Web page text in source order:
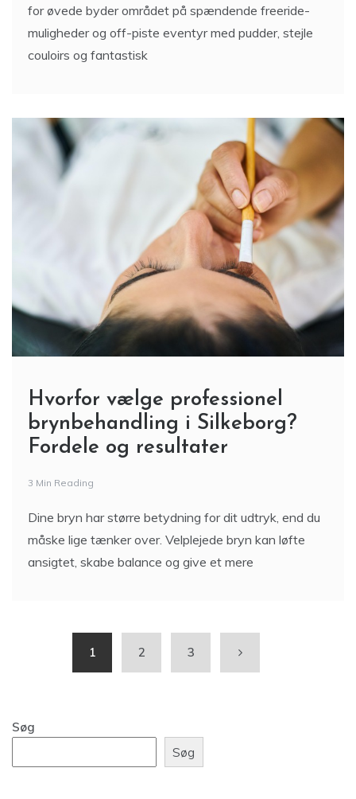
for øvede byder området på spændende freeride-
muligheder og off-piste eventyr med pudder, stejle
couloirs og fantastisk
Hvorfor vælge professionel
brynbehandling i Silkeborg?
Fordele og resultater
3 Min Reading
Dine bryn har større betydning for dit udtryk, end du
måske lige tænker over. Velplejede bryn kan løfte
ansigtet, skabe balance og give et mere
1 2 3
Søg
Søg